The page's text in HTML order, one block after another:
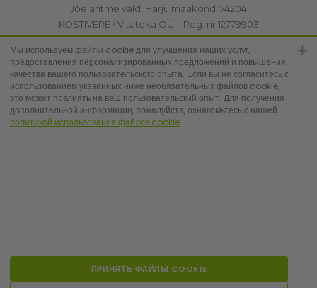
Jõelähtme vald, Harju maakond, 74204
KOSTIVERE / Vitateka OÜ – Reg. nr 12779903
KMKR: EE101830894
[email protected]
+372 6683223
Мы используем файлы cookie для улучшения наших услуг,
предоставления персонализированных предложений и повышения
качества вашего пользовательского опыта. Если вы не согласитесь с
использованием указанных ниже необязательных файлов cookie,
это может повлиять на ваш пользовательский опыт. Для получения
дополнительной информации, пожалуйста, ознакомьтесь с нашей
политикой использования файлов cookie.
ПРИНЯТЬ ФАЙЛЫ COOKIE